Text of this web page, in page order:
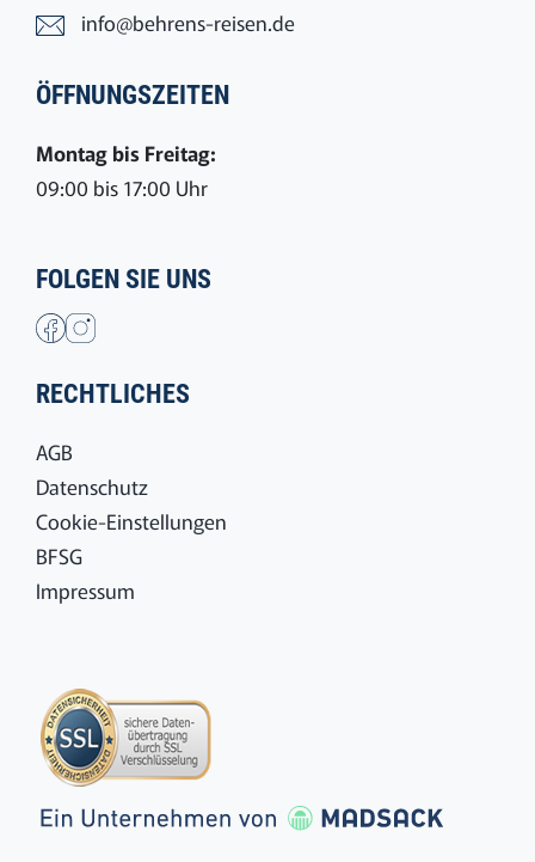
info@behrens-reisen.de
ÖFFNUNGSZEITEN
Montag bis Freitag:
09:00 bis 17:00 Uhr
FOLGEN SIE UNS
RECHTLICHES
AGB
Datenschutz
Cookie-Einstellungen
BFSG
Impressum